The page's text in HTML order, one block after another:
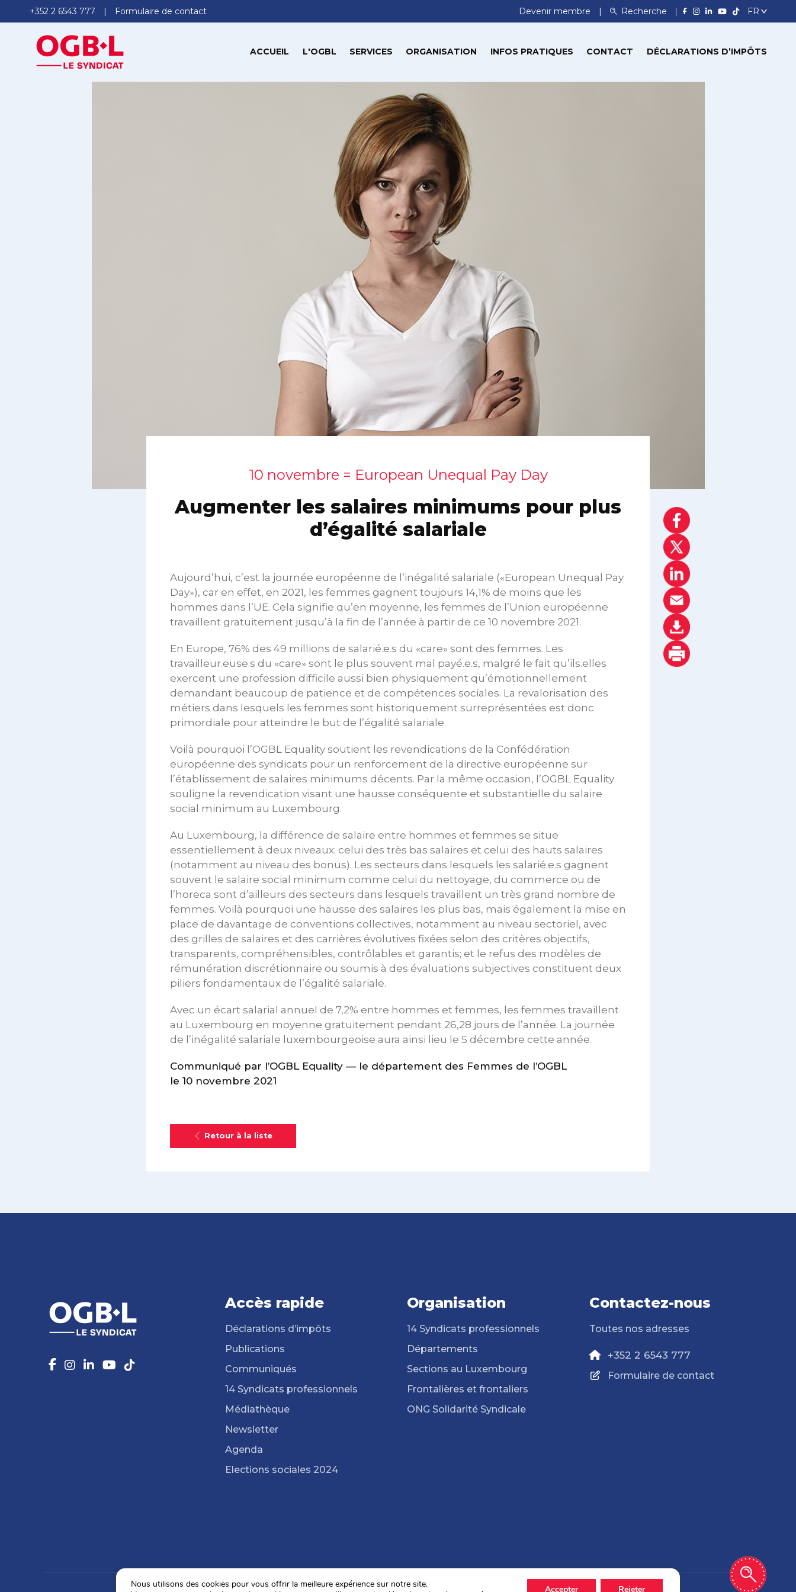
+352 2 6543 777 Formulaire de contact Devenir membre Recherche
ACCUEIL L'OGBL SERVICES ORGANISATION INFOS PRATIQUES CONTACT DÉCLARATIONS D’IMPÔTS
10 novembre = European Unequal Pay Day
Augmenter les salaires minimums pour plus
d’égalité salariale
Aujourd’hui, c’est la journée européenne de l’inégalité salariale («European Unequal Pay
Day»), car en effet, en 2021, les femmes gagnent toujours 14,1% de moins que les
hommes dans l’UE. Cela signifie qu’en moyenne, les femmes de l’Union européenne
travaillent gratuitement jusqu’à la fin de l’année à partir de ce 10 novembre 2021.
En Europe, 76% des 49 millions de salarié.e.s du «care» sont des femmes. Les
travailleur.euse.s du «care» sont le plus souvent mal payé.e.s, malgré le fait qu’ils.elles
exercent une profession difficile aussi bien physiquement qu’émotionnellement
demandant beaucoup de patience et de compétences sociales. La revalorisation des
métiers dans lesquels les femmes sont historiquement surreprésentées est donc
primordiale pour atteindre le but de l’égalité salariale.
Voilà pourquoi l’OGBL Equality soutient les revendications de la Confédération
européenne des syndicats pour un renforcement de la directive européenne sur
l’établissement de salaires minimums décents. Par la même occasion, l’OGBL Equality
souligne la revendication visant une hausse conséquente et substantielle du salaire
social minimum au Luxembourg.
Au Luxembourg, la différence de salaire entre hommes et femmes se situe
essentiellement à deux niveaux: celui des très bas salaires et celui des hauts salaires
(notamment au niveau des bonus). Les secteurs dans lesquels les salarié.e.s gagnent
souvent le salaire social minimum comme celui du nettoyage, du commerce ou de
l’horeca sont d’ailleurs des secteurs dans lesquels travaillent un très grand nombre de
femmes. Voilà pourquoi une hausse des salaires les plus bas, mais également la mise en
place de davantage de conventions collectives, notamment au niveau sectoriel, avec
des grilles de salaires et des carrières évolutives fixées selon des critères objectifs,
transparents, compréhensibles, contrôlables et garantis; et le refus des modèles de
rémunération discrétionnaire ou soumis à des évaluations subjectives constituent deux
piliers fondamentaux de l’égalité salariale.
Avec un écart salarial annuel de 7,2% entre hommes et femmes, les femmes travaillent
au Luxembourg en moyenne gratuitement pendant 26,28 jours de l’année. La journée
de l’inégalité salariale luxembourgeoise aura ainsi lieu le 5 décembre cette année.
Communiqué par l’OGBL Equality — le département des Femmes de l’OGBL
le 10 novembre 2021
Retour à la liste
Accès rapide
Déclarations d’impôts
Publications
Communiqués
14 Syndicats professionnels
Médiathèque
Newsletter
Agenda
Elections sociales 2024
Organisation
14 Syndicats professionnels
Départements
Sections au Luxembourg
Frontalières et frontaliers
ONG Solidarité Syndicale
Contactez-nous
Toutes nos adresses
+352 2 6543 777
Formulaire de contact
Nous utilisons des cookies pour vous offrir la meilleure expérience sur notre site.
Accepter Rejeter